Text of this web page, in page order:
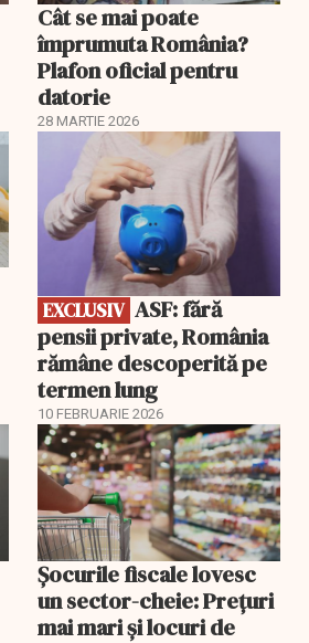
Cât se mai poate
împrumuta România?
Plafon oficial pentru
datorie
28 MARTIE 2026
EXCLUSIV
EXCLUSIV ASF: fără
pensii private, România
rămâne descoperită pe
termen lung
10 FEBRUARIE 2026
Șocurile fiscale lovesc
un sector-cheie: Prețuri
mai mari și locuri de